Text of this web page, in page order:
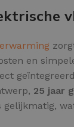
en
25 jaar
gelijkmatig,